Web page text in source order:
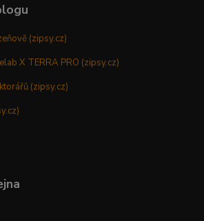
(zipsy.cz)
X TERRA PRO (zipsy.cz)
(zipsy.cz)